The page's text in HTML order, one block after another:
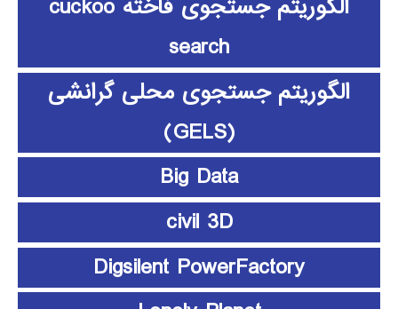
الگوریتم جستجوی فاخته cuckoo
search
الگوریتم جستجوی محلی گرانشی
(GELS)
Big Data
civil 3D
Digsilent PowerFactory